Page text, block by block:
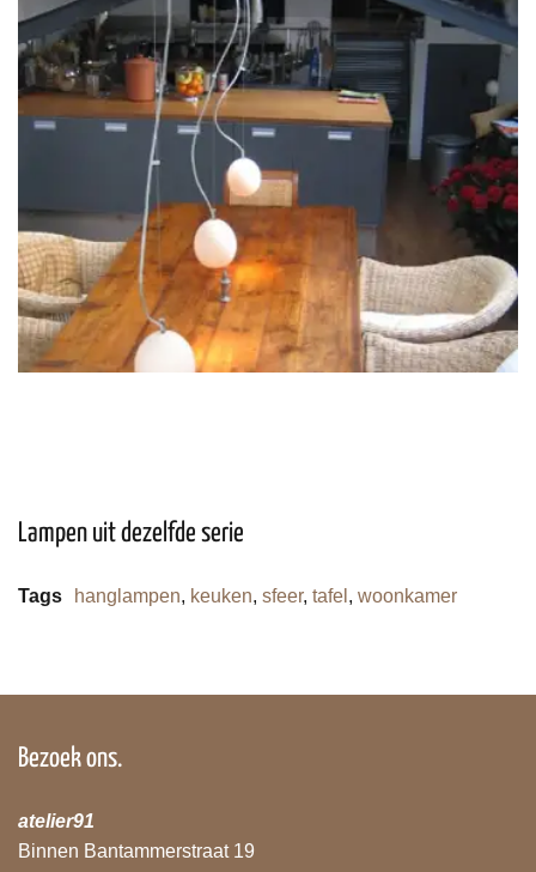
Lampen uit dezelfde serie
Tags hanglampen, keuken, sfeer, tafel , woonkamer
Bezoek ons.
atelier91
Binnen Bantammerstraat 19